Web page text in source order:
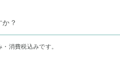
？
消費税込みです。